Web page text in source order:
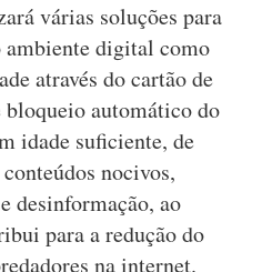
várias soluções para
ambiente digital como
através do cartão de
bloqueio automático do
idade suficiente, de
nocivos,
desinformação, ao
para a redução do
na internet.